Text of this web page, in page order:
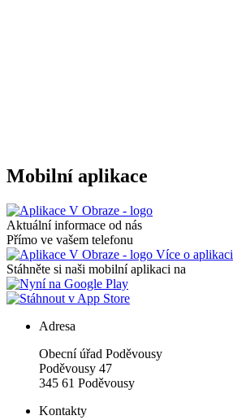
Mobilní aplikace
Aktuální informace od nás
Přímo ve vašem telefonu
Více o aplikaci
Stáhněte si naši mobilní aplikaci na
Adresa
Obecní úřad Poděvousy
Poděvousy 47
345 61 Poděvousy
Kontakty